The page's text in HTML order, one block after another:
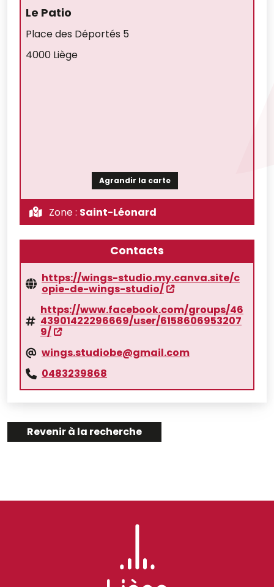
Le Patio
Place des Déportés 5
4000 Liège
Agrandir la carte
Zone : Saint-Léonard
Contacts
https://wings-studio.my.canva.site/c
opie-de-wings-studio/
https://www.facebook.com/groups/46
43901422296669/user/6158606953207
9/
wings.studiobe@gmail.com
0483239868
Revenir à la recherche